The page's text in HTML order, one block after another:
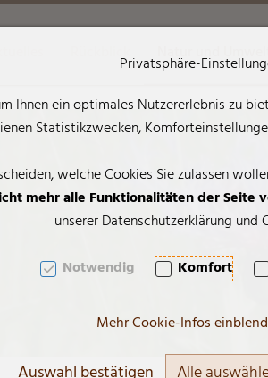
+ 2]
Rückblick Natur und
Privatsphäre-
Ihnen ein optimales Nutzererlebnis zu
Statistikzwecken,
welche Cookies Sie zulassen
mehr alle Funktionalitäten der Seite
unserer Datenschutzerklärung und
Notwendig
Komfort
Mehr Cookie-Infos